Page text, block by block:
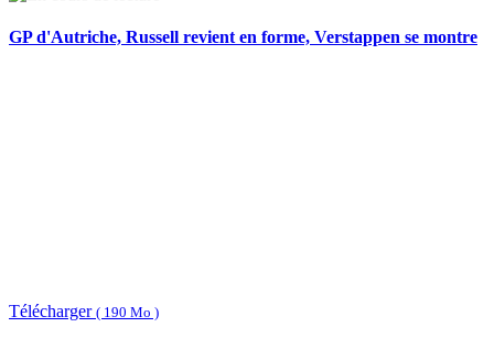
GP d'Autriche, Russell revient en forme, Verstappen se montre
Télécharger ( 190 Mo )